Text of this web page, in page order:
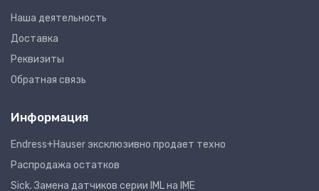
Наша деятельность
Доставка
Реквизиты
Обратная связь
Информация
Endress+Hauser эксклюзивно продает техно
Распродажа остатков
Sick. Замена датчиков серии IML на IME